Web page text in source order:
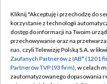
Abonament TVP
Emisja w TVP
Centrum informacji TVP
Kliknij "Akceptuję i przechodzę do
korzystanie z technologii
dostęp do informacji na Twoim
przechowywanie oraz na
nas, czyli Telewizję Polską S.A. w
Zaufanych Partnerów z IAB* (1201
Partnerów TVP (93 firm), w celach
zautomatyzowanego dopasowania